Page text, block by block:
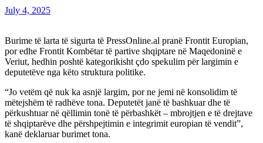
July 4, 2025
Burime të larta të sigurta të PressOnline.al pranë Frontit Europian,
por edhe Frontit Kombëtar të partive shqiptare në Maqedoninë e
Veriut, hedhin poshtë kategorikisht çdo spekulim për largimin e
deputetëve nga këto struktura politike.
“Jo vetëm që nuk ka asnjë largim, por ne jemi në konsolidim të
mëtejshëm të radhëve tona. Deputetët janë të bashkuar dhe të
përkushtuar në qëllimin tonë të përbashkët – mbrojtjen e të drejtave
të shqiptarëve dhe përshpejtimin e integrimit europian të vendit”,
kanë deklaruar burimet tona.